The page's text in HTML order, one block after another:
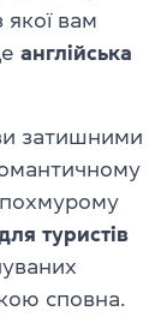
якої вам
англійська
затишними
похмурому
туристів
сповна.